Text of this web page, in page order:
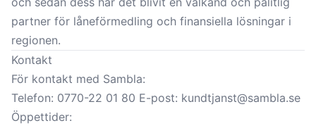
partner för låneförmedling och finansiella lösningar i
regionen.
Kontakt
För kontakt med Sambla:
Telefon: 0770-22 01 80 E-post: kundtjanst@sambla.se
Öppettider: